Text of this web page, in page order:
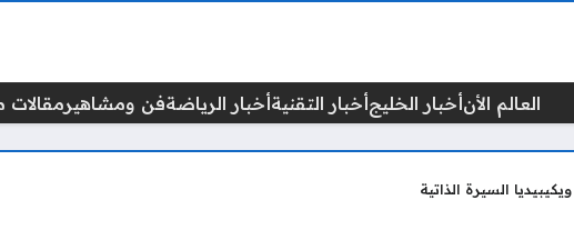
العالم الأنأخبار الخليجأخبار التقنيةأخبار الرياضةفن ومشاهيرمقالات
السيرة الذاتية